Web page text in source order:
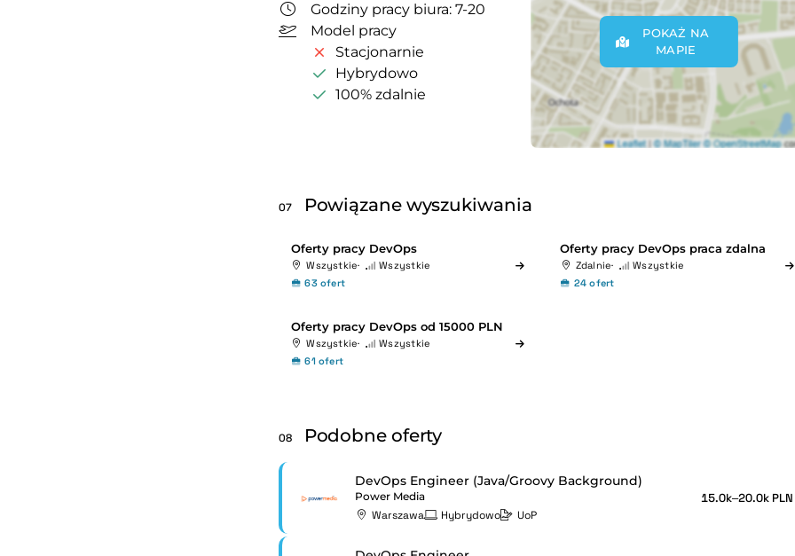
Godziny pracy biura: 7-20
Model pracy
Stacjonarnie
Hybrydowo
100% zdalnie
POKAŻ NA
MAPIE
07 Powiązane wyszukiwania
Oferty pracy DevOps
Wszystkie
Wszystkie
63 ofert
Oferty pracy DevOps praca zdalna
Zdalnie
Wszystkie
24 ofert
Oferty pracy DevOps od 15000 PLN
Wszystkie
Wszystkie
61 ofert
08 Podobne oferty
DevOps Engineer (Java/Groovy Background)
Power Media
Warszawa Hybrydowo UoP
15.0k–20.0k PLN